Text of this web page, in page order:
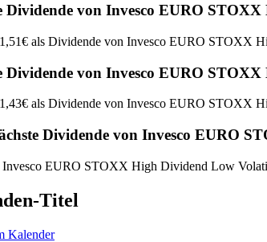
Dividende von Invesco EURO
als Dividende von Invesco EURO STOXX
Dividende von Invesco EURO
als Dividende von Invesco EURO STOXX
Dividende von Invesco EURO
Invesco EURO STOXX High Dividend Low
Titel
Kalender